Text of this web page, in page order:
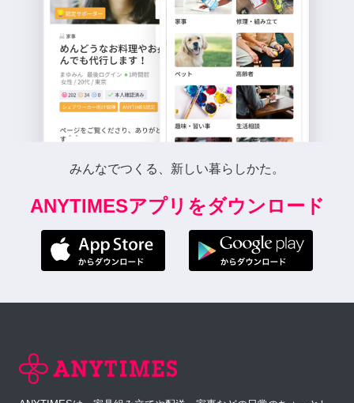
みんなでつくる、新しい暮らしかた。
ANYTIMESアプリをダウンロード